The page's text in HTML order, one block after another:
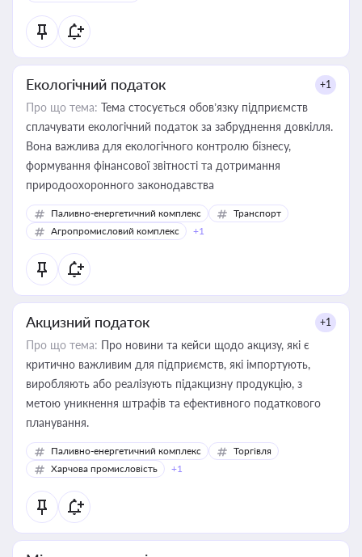
Екологічний податок +1
Про що тема: Тема стосується обов’язку підприємств
сплачувати екологічний податок за забруднення довкілля.
Вона важлива для екологічного контролю бізнесу,
формування фінансової звітності та дотримання
природоохоронного законодавства
Паливно-енергетичний комплекс
Транспорт
Агропромисловий комплекс
+1
Акцизний податок +1
Про що тема: Про новини та кейси щодо акцизу, які є
критично важливим для підприємств, які імпортують,
виробляють або реалізують підакцизну продукцію, з
метою уникнення штрафів та ефективного податкового
планування.
Паливно-енергетичний комплекс
Торгівля
Харчова промисловість
+1